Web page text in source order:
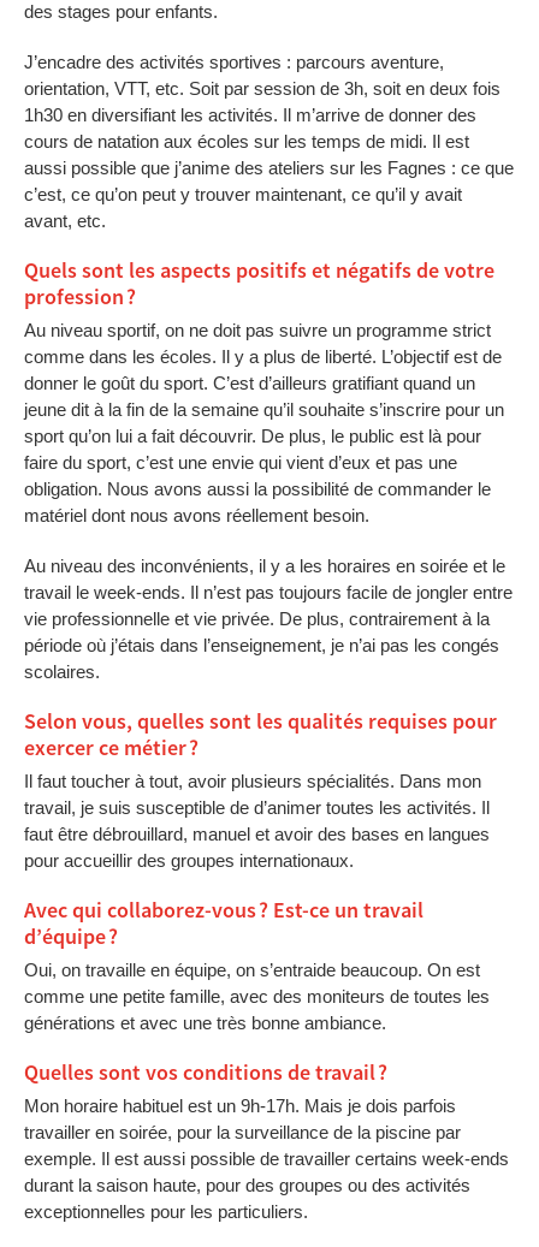
des stages pour enfants.
J’encadre des activités sportives : parcours aventure,
orientation, VTT, etc. Soit par session de 3h, soit en deux fois
1h30 en diversifiant les activités. Il m’arrive de donner des
cours de natation aux écoles sur les temps de midi. Il est
aussi possible que j’anime des ateliers sur les Fagnes : ce que
c’est, ce qu’on peut y trouver maintenant, ce qu’il y avait
avant, etc.
Quels sont les aspects positifs et négatifs de votre
profession ?
Au niveau sportif, on ne doit pas suivre un programme strict
comme dans les écoles. Il y a plus de liberté. L’objectif est de
donner le goût du sport. C’est d’ailleurs gratifiant quand un
jeune dit à la fin de la semaine qu’il souhaite s’inscrire pour un
sport qu’on lui a fait découvrir. De plus, le public est là pour
faire du sport, c’est une envie qui vient d’eux et pas une
obligation. Nous avons aussi la possibilité de commander le
matériel dont nous avons réellement besoin.
Au niveau des inconvénients, il y a les horaires en soirée et le
travail le week-ends. Il n’est pas toujours facile de jongler entre
vie professionnelle et vie privée. De plus, contrairement à la
période où j’étais dans l’enseignement, je n’ai pas les congés
scolaires.
Selon vous, quelles sont les qualités requises pour
exercer ce métier ?
Il faut toucher à tout, avoir plusieurs spécialités. Dans mon
travail, je suis susceptible de d’animer toutes les activités. Il
faut être débrouillard, manuel et avoir des bases en langues
pour accueillir des groupes internationaux.
Avec qui collaborez-vous ? Est-ce un travail
d’équipe ?
Oui, on travaille en équipe, on s’entraide beaucoup. On est
comme une petite famille, avec des moniteurs de toutes les
générations et avec une très bonne ambiance.
Quelles sont vos conditions de travail ?
Mon horaire habituel est un 9h-17h. Mais je dois parfois
travailler en soirée, pour la surveillance de la piscine par
exemple. Il est aussi possible de travailler certains week-ends
durant la saison haute, pour des groupes ou des activités
exceptionnelles pour les particuliers.